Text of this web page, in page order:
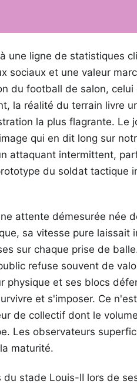
une ligne de statistiques
sociaux et une valeur
du football de salon, celui
la réalité du terrain livre
la plus flagrante. Le
qui en dit long sur
attaquant intermittent,
du soldat tactique
attente démesurée née
sa vitesse pure laissait
sur chaque prise de
refuse souvent de
physique et ses blocs
et s'imposer. Ce
de collectif dont le
Les observateurs
maturité.
stade Louis-II lors de